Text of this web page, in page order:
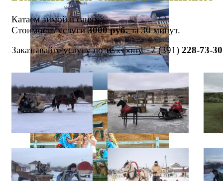
Катаем зимой в санях..
Стоимость услуги3000 руб.за 30 минут.
Заказывайте услугу по телефону +7 (391) 228-73-30